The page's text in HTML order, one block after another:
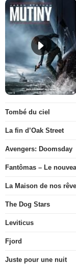
Tombé du ciel
La fin d’Oak Street
Avengers: Doomsday
Fantômas – Le
La Maison de nos
The Dog Stars
Leviticus
Fjord
Juste pour une nuit